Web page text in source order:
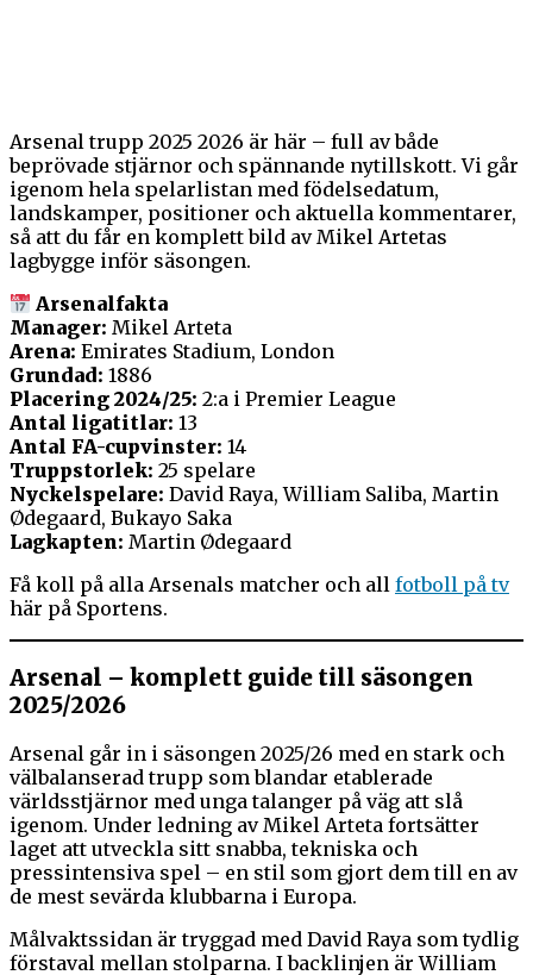
Arsenal trupp 2025 2026 är här – full av både
beprövade stjärnor och spännande nytillskott. Vi går
igenom hela spelarlistan med födelsedatum,
landskamper, positioner och aktuella kommentarer,
så att du får en komplett bild av Mikel Artetas
lagbygge inför säsongen.
Arsenalfakta
Manager: Mikel Arteta
Arena: Emirates Stadium, London
Grundad: 1886
Placering 2024/25: 2:a i Premier League
Antal ligatitlar: 13
Antal FA-cupvinster: 14
Truppstorlek: 25 spelare
Nyckelspelare: David Raya, William Saliba, Martin
Ødegaard, Bukayo Saka
Lagkapten: Martin Ødegaard
Få koll på alla Arsenals matcher och all fotboll på tv
här på Sportens.
Arsenal – komplett guide till säsongen
2025/2026
Arsenal går in i säsongen 2025/26 med en stark och
välbalanserad trupp som blandar etablerade
världsstjärnor med unga talanger på väg att slå
igenom. Under ledning av Mikel Arteta fortsätter
laget att utveckla sitt snabba, tekniska och
pressintensiva spel – en stil som gjort dem till en av
de mest sevärda klubbarna i Europa.
Målvaktssidan är tryggad med David Raya som tydlig
förstaval mellan stolparna. I backlinjen är William